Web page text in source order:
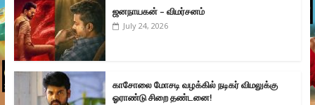
ஜனநாயகன் – விமர்சனம்
July 24, 2026
காசோலை மோசடி வழக்கில் நடிகர் விமலுக்கு
ஓராண்டு சிறை தண்டனை!